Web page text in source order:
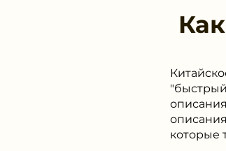
которые